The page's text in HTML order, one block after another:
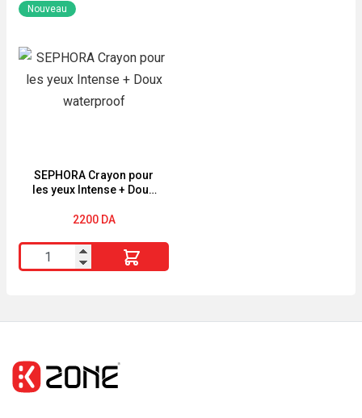
"DÉMAQUILLANTES
PURIFIANTES"
"PUREACTIVE"
"2EN1"
SEPHORA Crayon pour
les yeux Intense + Doux
Nouveau
2200 DA
quantité
de
les
yeux